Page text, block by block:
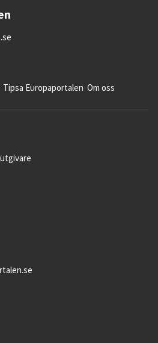
Tipsa Europaportalen Om oss